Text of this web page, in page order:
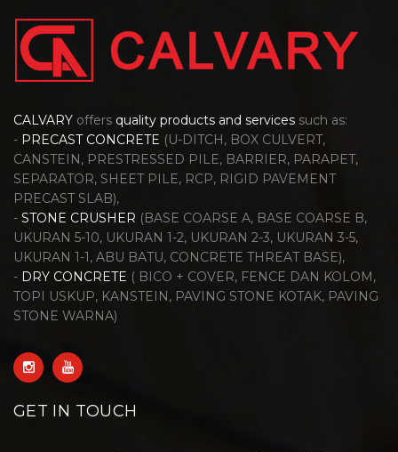
CALVARY offers quality products and services such as:
- PRECAST CONCRETE (U-DITCH, BOX CULVERT,
CANSTEIN, PRESTRESSED PILE, BARRIER, PARAPET,
SEPARATOR, SHEET PILE, RCP, RIGID PAVEMENT
PRECAST SLAB),
- STONE CRUSHER (BASE COARSE A, BASE COARSE B,
UKURAN 5-10, UKURAN 1-2, UKURAN 2-3, UKURAN 3-5,
UKURAN 1-1, ABU BATU, CONCRETE THREAT BASE),
- DRY CONCRETE ( BICO + COVER, FENCE DAN KOLOM,
TOPI USKUP, KANSTEIN, PAVING STONE KOTAK, PAVING
STONE WARNA)
GET IN TOUCH